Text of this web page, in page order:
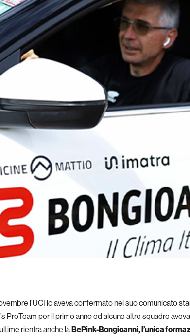
l’UCI lo aveva confermato nel suo comunicato
ProTeam per il primo anno ed alcune altre squadre
rientra anche laBePink-Bongioanni, l’unica